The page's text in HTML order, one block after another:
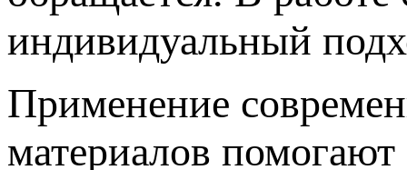
индивидуальный
Применение
материалов